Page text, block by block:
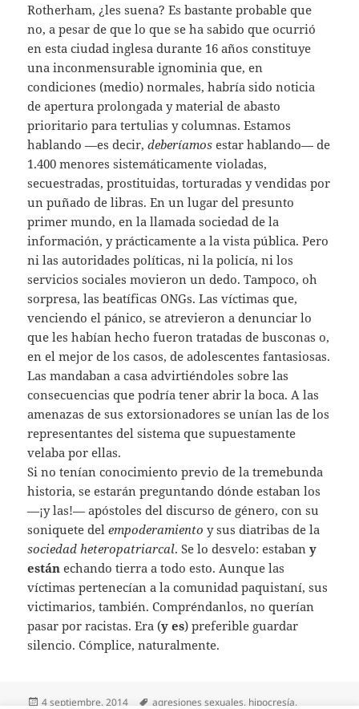
Rotherham, ¿les suena? Es bastante probable que
no, a pesar de que lo que se ha sabido que ocurrió
en esta ciudad inglesa durante 16 años constituye
una inconmensurable ignominia que, en
condiciones (medio) normales, habría sido noticia
de apertura prolongada y material de abasto
prioritario para tertulias y columnas. Estamos
hablando —es decir,deberíamos estar hablando— de
1.400 menores sistemáticamente violadas,
secuestradas, prostituidas, torturadas y vendidas por
un puñado de libras. En un lugar del presunto
primer mundo, en la llamada sociedad de la
información, y prácticamente a la vista pública. Pero
ni las autoridades políticas, ni la policía, ni los
servicios sociales movieron un dedo. Tampoco, oh
sorpresa, las beatíficas ONGs. Las víctimas que,
venciendo el pánico, se atrevieron a denunciar lo
que les habían hecho fueron tratadas de busconas o,
en el mejor de los casos, de adolescentes fantasiosas.
Las mandaban a casa advirtiéndoles sobre las
consecuencias que podría tener abrir la boca. A las
amenazas de sus extorsionadores se unían las de los
representantes del sistema que supuestamente
velaba por ellas.
Si no tenían conocimiento previo de la tremebunda
historia, se estarán preguntando dónde estaban los
—¡y las!— apóstoles del discurso de género, con su
soniquete delempoderamiento y sus diatribas de la
sociedad heteropatriarcal. Se lo desvelo: estabany
están echando tierra a todo esto. Aunque las
víctimas pertenecían a la comunidad paquistaní, sus
victimarios, también. Compréndanlos, no querían
pasar por racistas. Era (y es) preferible guardar
silencio. Cómplice, naturalmente.
Publicado
4 septiembre, 2014 Etiquetas
agresiones sexuales, hipocresía,